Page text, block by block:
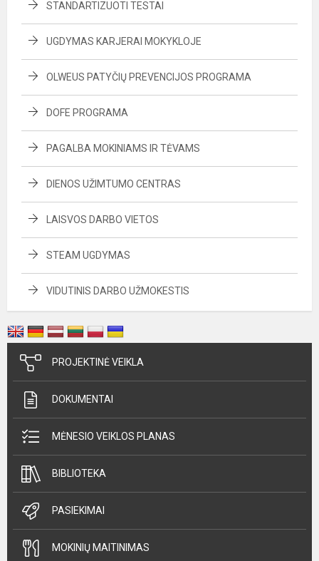
STANDARTIZUOTI TESTAI
UGDYMAS KARJERAI MOKYKLOJE
OLWEUS PATYČIŲ PREVENCIJOS PROGRAMA
DOFE PROGRAMA
PAGALBA MOKINIAMS IR TĖVAMS
DIENOS UŽIMTUMO CENTRAS
LAISVOS DARBO VIETOS
STEAM UGDYMAS
VIDUTINIS DARBO UŽMOKESTIS
PROJEKTINĖ VEIKLA
DOKUMENTAI
MĖNESIO VEIKLOS PLANAS
BIBLIOTEKA
PASIEKIMAI
MOKINIŲ MAITINIMAS